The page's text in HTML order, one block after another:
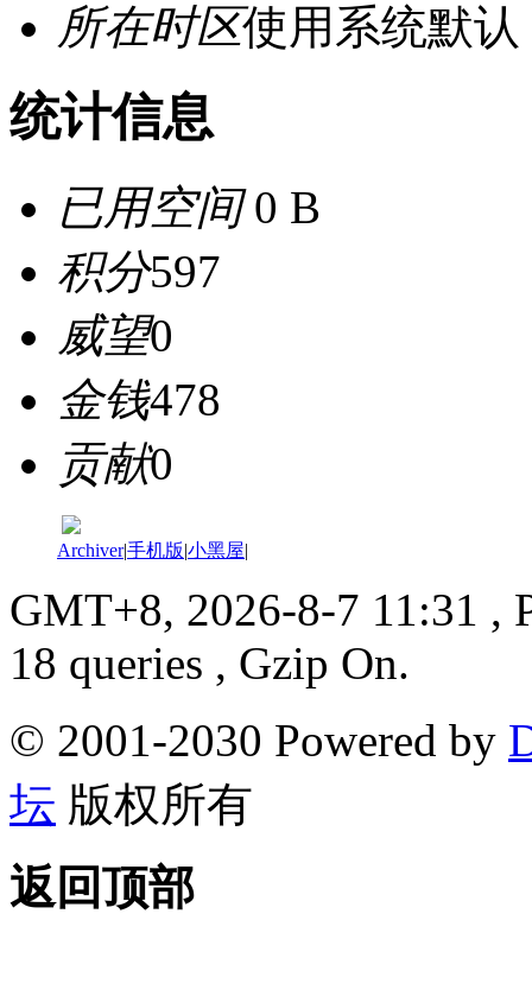
所在时区使用系统默认
统计信息
已用空间0 B
积分597
威望0
金钱478
贡献0
Archiver|手机版|小黑屋|
GMT+8, 2026-8-7 11:31 ,
18 queries , Gzip On.
© 2001-2030 Powered by
坛 版权所有
返回顶部